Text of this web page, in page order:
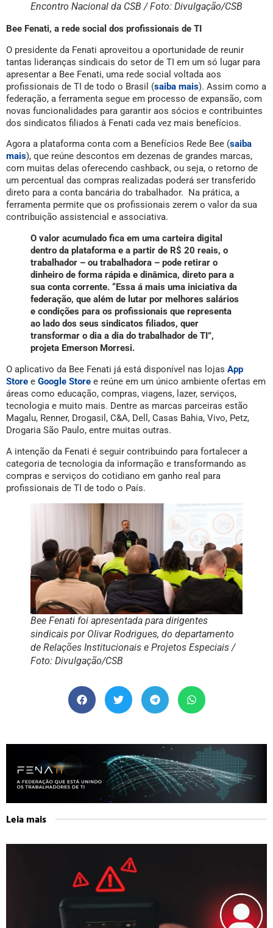
Encontro Nacional da CSB / Foto: Divulgação/CSB
Bee Fenati, a rede social dos profissionais de TI
O presidente da Fenati aproveitou a oportunidade de reunir
tantas lideranças sindicais do setor de TI em um só lugar para
apresentar a Bee Fenati, uma rede social voltada aos
profissionais de TI de todo o Brasil (saiba mais). Assim como a
federação, a ferramenta segue em processo de expansão, com
novas funcionalidades para garantir aos sócios e contribuintes
dos sindicatos filiados à Fenati cada vez mais benefícios.
Agora a plataforma conta com a Benefícios Rede Bee (saiba
mais), que reúne descontos em dezenas de grandes marcas,
com muitas delas oferecendo cashback, ou seja, o retorno de
um percentual das compras realizadas poderá ser transferido
direto para a conta bancária do trabalhador. Na prática, a
ferramenta permite que os profissionais zerem o valor da sua
contribuição assistencial e associativa.
O valor acumulado fica em uma carteira digital
dentro da plataforma e a partir de R$ 20 reais, o
trabalhador – ou trabalhadora – pode retirar o
dinheiro de forma rápida e dinâmica, direto para a
sua conta corrente. “Essa á mais uma iniciativa da
federação, que além de lutar por melhores salários
e condições para os profissionais que representa
ao lado dos seus sindicatos filiados, quer
transformar o dia a dia do trabalhador de TI”,
projeta Emerson Morresi.
O aplicativo da Bee Fenati já está disponível nas lojas App
Store e Google Store e reúne em um único ambiente ofertas em
áreas como educação, compras, viagens, lazer, serviços,
tecnologia e muito mais. Dentre as marcas parceiras estão
Magalu, Renner, Drogasil, C&A, Dell, Casas Bahia, Vivo, Petz,
Drogaria São Paulo, entre muitas outras.
A intenção da Fenati é seguir contribuindo para fortalecer a
categoria de tecnologia da informação e transformando as
compras e serviços do cotidiano em ganho real para
profissionais de TI de todo o País.
Bee Fenati foi apresentada para dirigentes
sindicais por Olivar Rodrigues, do departamento
de Relações Institucionais e Projetos Especiais /
Foto: Divulgação/CSB
Leia mais